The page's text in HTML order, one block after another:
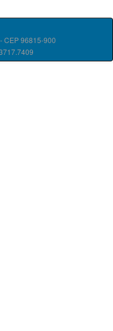
CEP 96815-900